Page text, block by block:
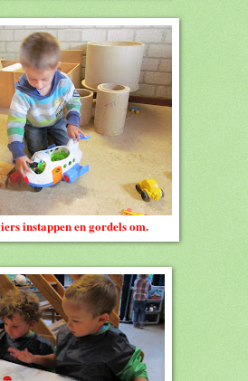
instappen en gordels om.